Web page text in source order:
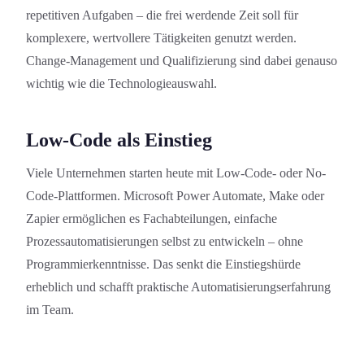
repetitiven Aufgaben – die frei werdende Zeit soll für
komplexere, wertvollere Tätigkeiten genutzt werden.
Change-Management und Qualifizierung sind dabei genauso
wichtig wie die Technologieauswahl.
Low-Code als Einstieg
Viele Unternehmen starten heute mit Low-Code- oder No-
Code-Plattformen. Microsoft Power Automate, Make oder
Zapier ermöglichen es Fachabteilung­en, einfache
Prozessautomatisierung­en selbst zu entwickeln – ohne
Programmierkenntniss­e. Das senkt die Einstiegshürde
erheblich und schafft praktische Automatisierungs­erfahrung
im Team.